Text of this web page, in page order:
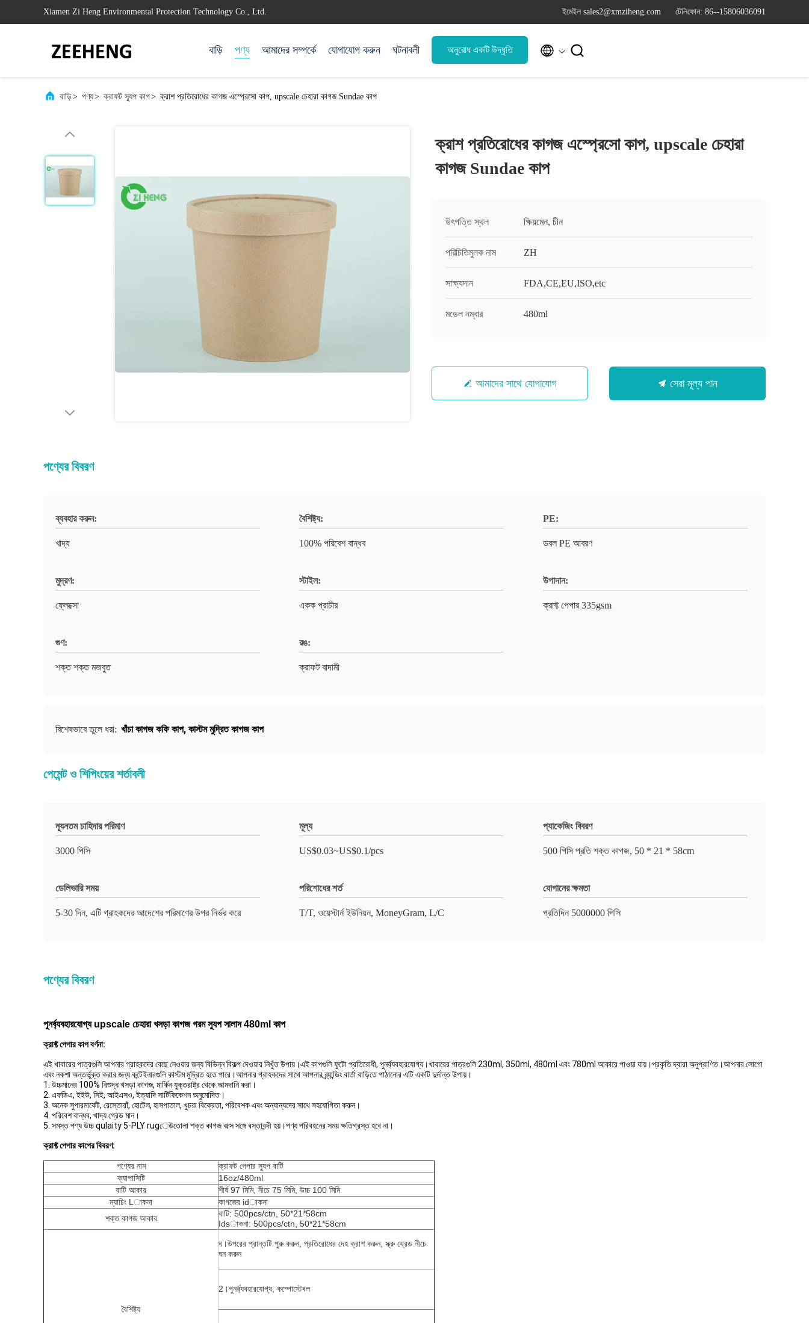
Xiamen Zi Heng Environmental Protection Technology Co., Ltd. ইমেইল sales2@xmziheng.com টেলিফোন: 86--15806036091
বাড়ি পণ্য আমাদের সম্পর্কে যোগাযোগ করুন ঘটনাবলী অনুরোধ একটি উদ্ধৃতি  
বাড়ি> পণ্য> ক্রাফট স্যুপ কাপ> ক্রাশ প্রতিরোধের কাগজ এস্প্রেসো কাপ, upscale চেহারা কাগজ Sundae কাপ
ক্রাশ প্রতিরোধের কাগজ এস্প্রেসো কাপ, upscale চেহারা
কাগজ Sundae কাপ
উৎপত্তি স্থল ক্ষিয়মেন, চীন
পরিচিতিমুলক নাম ZH
সাক্ষ্যদান FDA,CE,EU,ISO,etc
মডেল নম্বার 480ml
আমাদের সাথে যোগাযোগ সেরা মূল্য পান
পণ্যের বিবরণ
ব্যবহার করুন:
খাদ্য
বৈশিষ্ট্য:
100% পরিবেশ বান্ধব
PE:
ডবল PE আবরণ
মুদ্রণ:
ফ্লেক্সো
স্টাইল:
একক প্রাচীর
উপাদান:
ক্রাফ্ট পেপার 335gsm
গুণ:
শক্ত শক্ত মজবুত
রঙ:
ক্রাফট বাদামী
বিশেষভাবে তুলে ধরা: খাঁচা কাগজ কফি কাপ, কাস্টম মুদ্রিত কাগজ কাপ
পেমেন্ট ও শিপিংয়ের শর্তাবলী
ন্যূনতম চাহিদার পরিমাণ
3000 পিসি
মূল্য
US$0.03~US$0.1/pcs
প্যাকেজিং বিবরণ
500 পিসি প্রতি শক্ত কাগজ, 50 * 21 * 58cm
ডেলিভারি সময়
5-30 দিন, এটি গ্রাহকদের আদেশের পরিমাণের উপর নির্ভর করে
পরিশোধের শর্ত
T/T, ওয়েস্টার্ন ইউনিয়ন, MoneyGram, L/C
যোগানের ক্ষমতা
প্রতিদিন 5000000 পিসি
পণ্যের বিবরণ
পুনর্ব্যবহারযোগ্য upscale চেহারা খসড়া কাগজ গরম স্যুপ সালাদ 480ml কাপ
ক্রাফ্ট পেপার কাপ বর্ণনা:
এই খাবারের পাত্রগুলি আপনার গ্রাহকদের বেছে নেওয়ার জন্য বিভিন্ন বিকল্প দেওয়ার নিখুঁত উপায়।এই কাপগুলি ফুটো প্রতিরোধী, পুনর্ব্যবহারযোগ্য।খাবারের পাত্রগুলি 230ml, 350ml, 480ml এবং 780ml আকারে পাওয়া যায়।প্রকৃতি দ্বারা অনুপ্রাণিত।আপনার লোগো
এবং নকশা অন্তর্ভুক্ত করার জন্য কন্টেইনারগুলি কাস্টম মুদ্রিত হতে পারে।আপনার গ্রাহকদের সাথে আপনার ব্র্যান্ডিং বার্তা বাড়িতে পাঠানোর এটি একটি দুর্দান্ত উপায়।
1. উচ্চমানের 100% বিশুদ্ধ খসড়া কাগজ, মার্কিন যুক্তরাষ্ট্র থেকে আমদানি করা।
2. এফডিএ, ইইউ, সিই, আইএসও, ইত্যাদি সার্টিফিকেশন অনুমোদিত।
3. অনেক সুপারমার্কেট, রেস্তোরাঁ, হোটেল, হাসপাতাল, খুচরা বিক্রেতা, পরিবেশক এবং অন্যান্যদের সাথে সহযোগিতা করুন।
4. পরিবেশ বান্ধব, খাদ্য গ্রেড মান।
5. সমস্ত পণ্য উচ্চ qulaity 5-PLY rugেউতোলা শক্ত কাগজ বাক্স সঙ্গে বস্তাবন্দী হয়।পণ্য পরিবহনের সময় ক্ষতিগ্রস্ত হবে না।
ক্রাফ্ট পেপার কাপের বিবরণ:
পণ্যের নাম
ক্রাফট পেপার স্যুপ বাটি
ক্যাপাসিটি
16oz/480ml
বাটি আকার
শীর্ষ 97 মিমি, নীচে 75 মিমি, উচ্চ 100 মিমি
ম্যাচিং Lাকনা
কাগজের idাকনা
শক্ত কাগজ আকার
বাটি: 500pcs/ctn, 50*21*58cm
Idsাকনা: 500pcs/ctn, 50*21*58cm
বৈশিষ্ট্য
ঘ।উপরের প্রান্তটি পুরু করুন, প্রতিরোধের দেহ ক্রাশ করুন, স্ক্রু থ্রেড নীচে
ঘন করুন
2।পুনর্ব্যবহারযোগ্য, কম্পোস্টেবল